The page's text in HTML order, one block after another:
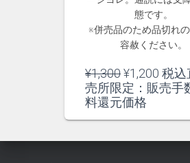
態です。
※併売品のため品切れ
容赦ください。
¥1,300元
の
価
¥1,300
¥1,200 現
在
は
税込
売所限定：販売手
料還元価格